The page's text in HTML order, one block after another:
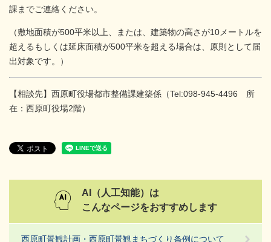
課までご連絡ください。
（敷地面積が500平米以上、または、建築物の高さが10メートルを
超えるもしくは延床面積が500平米を超える場合は、原則として届
出対象です。）
【相談先】西原町役場都市整備課建築係（Tel:098-945-4496 所
在：西原町役場2階）
AI（人工知能）は
こんなページをおすすめします
西原町景観計画・西原町景観まちづくり条例について